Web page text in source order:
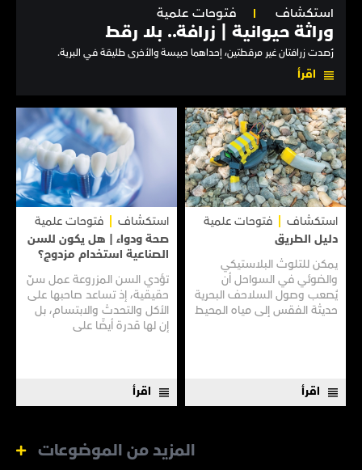
استكشاف فتوحات علمية
وراثة حيوانية | زرافة.. بلا رقط
رُصدت زرافتان غير مرقطتين، إحداهما حبيسة والأخرى طليقة في البرية.
اقرأ
استكشاف
فتوحات علمية
دليل الطريق
يمكن للتلوث البلاستيكي
والضوئي في السواحل أن
يُصعب وصول السلاحف البحرية
حديثة الفقس إلى مياه المحيط
اقرأ
استكشاف
فتوحات علمية
صحة ودواء | هل يكون للسن
الصناعية استخدام مزدوج؟
تؤدي السن المزروعة عمل سنّ
حقيقية، إذ تساعد صاحبها على
الأكل والتحدث والابتسام، بل
إن لها قدرة أيضًا على
اقرأ
المزيد من الموضوعات